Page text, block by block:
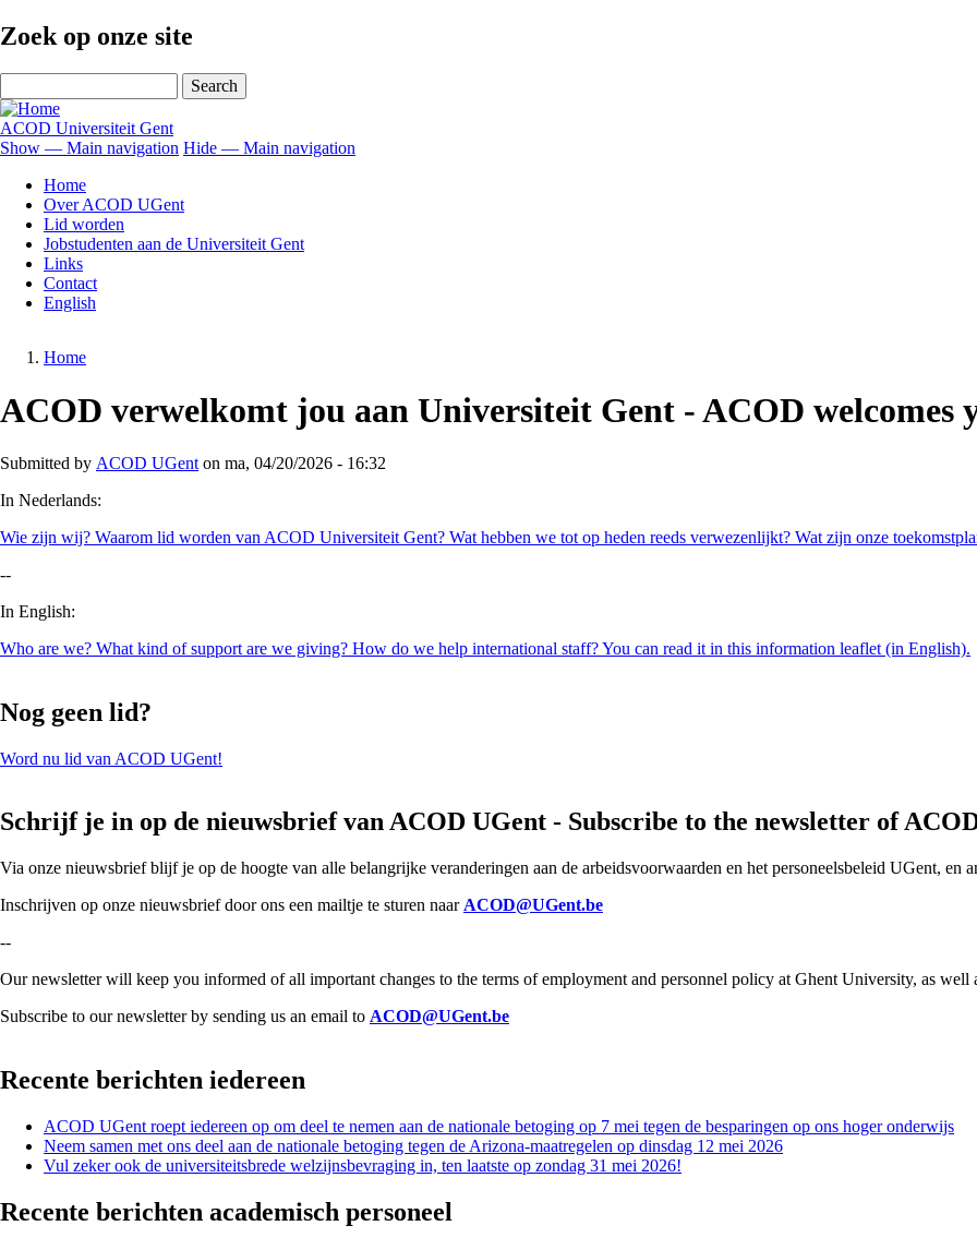
Skip
to
main
Zoek op onze site
ACOD Universiteit Gent
Main
navigation
Show — Main navigation Hide — Main navigation
Home
Over ACOD UGent
Lid worden
Jobstudenten aan de Universiteit Gent
Links
Contact
English
Home
ACOD verwelkomt jou aan Universiteit Gent - ACOD welcomes
Submitted by ACOD UGent on ma, 04/20/2026 - 16:32
In Nederlands:
Wie zijn wij? Waarom lid worden van ACOD Universiteit Gent? Wat hebben we tot op heden reeds verwezenlijkt? Wat zijn onze
--
In English:
Who are we? What kind of support are we giving? How do we help international staff? You can read it in this information leaflet (in English).
Nog geen lid?
Word nu lid van ACOD UGent!
Schrijf je in op de nieuwsbrief van ACOD UGent - Subscribe to the newsletter of
Via onze nieuwsbrief blijf je op de hoogte van alle belangrijke veranderingen aan de arbeidsvoorwaarden en het personeelsbeleid UGent, en
Inschrijven op onze nieuwsbrief door ons een mailtje te sturen naar ACOD@UGent.be
--
Our newsletter will keep you informed of all important changes to the terms of employment and personnel policy at Ghent University, as well
Subscribe to our newsletter by sending us an email to ACOD@UGent.be
Recente berichten iedereen
ACOD UGent roept iedereen op om deel te nemen aan de nationale betoging op 7 mei tegen de besparingen op ons hoger onderwijs
Neem samen met ons deel aan de nationale betoging tegen de Arizona-maatregelen op dinsdag 12 mei 2026
Vul zeker ook de universiteitsbrede welzijnsbevraging in, ten laatste op zondag 31 mei 2026!
Recente berichten academisch personeel